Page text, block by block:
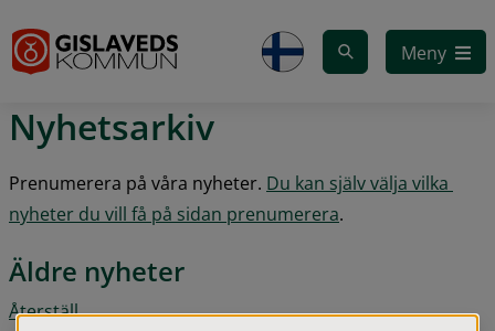
Meny
Nyhetsarkiv
Prenumerera på våra nyheter. Du kan själv välja vilka
nyheter du vill få på sidan prenumerera.
Äldre nyheter
Återställ